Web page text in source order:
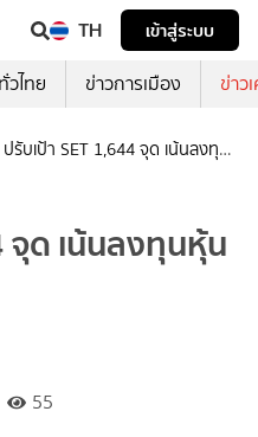
TH
เข้าสู่ระบบ
วไทย ข่าวการเมือง ข่าว
ปรับเป้า SET 1,644 จุด เน้นลงทุน
จุด เน้นลงทุนหุ้น
55